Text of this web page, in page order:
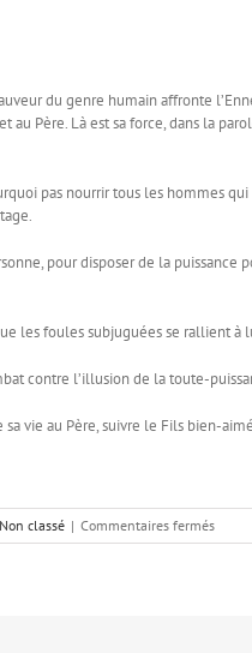
du genre humain affronte
au Père. Là est sa force, dans la
pas nourrir tous les hommes
pour disposer de la
foules subjuguées se rallient à
contre l’illusion de la toute-
vie au Père, suivre le Fils bien-
Non classé | Commentaires ferméssur
Tenté